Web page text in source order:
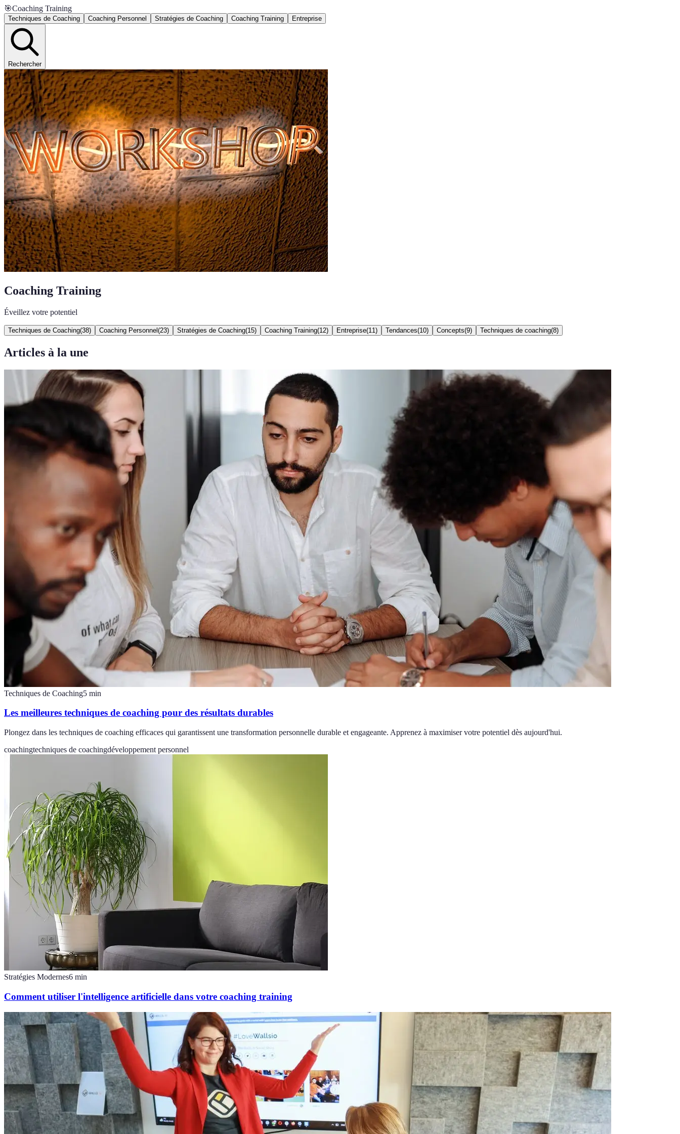
🎯Coaching Training
Techniques de Coaching Coaching Personnel Stratégies de Coaching Coaching Training Entreprise
Rechercher
Coaching Training
Éveillez votre potentiel
Techniques de Coaching(38) Coaching Personnel (23) Stratégies de Coaching(15) Coaching Training(12) Entreprise(11 ) Tendances(10) Concepts(9) Techniques de coaching(8)
Articles à la une
Techniques de Coaching5 min
Les meilleures techniques de coaching pour des résultats durables
Plongez dans les techniques de coaching efficaces qui garantissent une transformation personnelle durable et engageante. Apprenez à maximiser votre potentiel dès aujourd'hui.
coachingtechniques de coachingdéveloppement personnel
Stratégies Modernes6 min
Comment utiliser l'intelligence artificielle dans votre coaching training